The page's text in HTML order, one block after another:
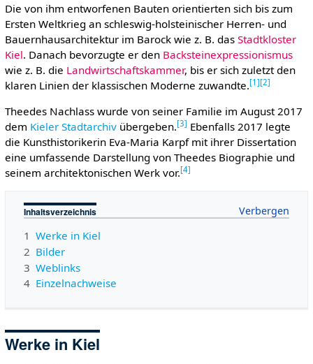
Die von ihm entworfenen Bauten orientierten sich bis zum
Ersten Weltkrieg an schleswig-holsteinischer Herren- und
Bauernhausarchitektur im Barock wie z. B. das Stadtkloster
Kiel. Danach bevorzugte er den Backsteinexpressionismus
wie z. B. die Landwirtschaftskammer, bis er sich zuletzt den
klaren Linien der klassischen Moderne zuwandte.[1 ][2]
Theedes Nachlass wurde von seiner Familie im August 2017
dem Kieler Stadtarchivübergeben.[3] Ebenfalls 2017 legte
die Kunsthistorikerin Eva-Maria Karpf mit ihrer Dissertation
eine umfassende Darstellung von Theedes Biographie und
seinem architektonischen Werk vor.[4]
Inhaltsverzeichnis
1 Werke in Kiel
2 Bilder
3 Weblinks
4 Einzelnachweise
Werke in Kiel